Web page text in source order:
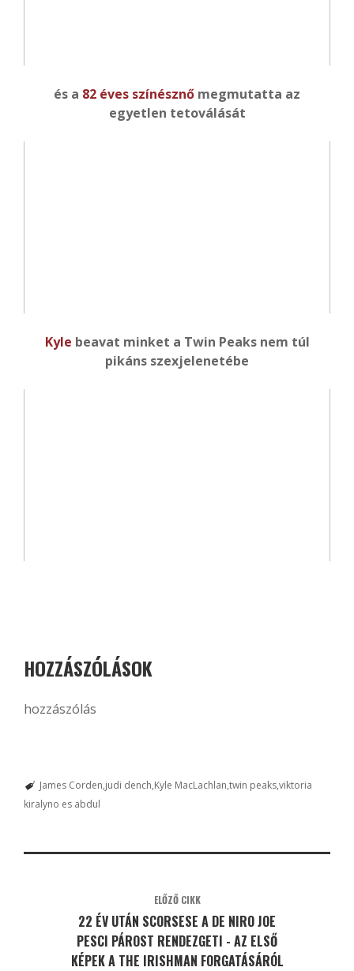
és a 82 éves színésznő megmutatta az
egyetlen tetoválását
Kyle beavat minket a Twin Peaks nem túl
pikáns szexjelenetébe
HOZZÁSZÓLÁSOK
hozzászólás
James Corden judi dench Kyle MacLachlan twin peaksviktoria
kiralyno es abdul
ELŐZŐ CIKK
22 ÉV UTÁN SCORSESE A DE NIRO JOE
PESCI PÁROST RENDEZGETI - AZ ELSŐ
KÉPEK A THE IRISHMAN FORGATÁSÁRÓL